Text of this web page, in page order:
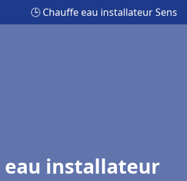
🕒 Chauffe eau installateur Sens
eau installateur